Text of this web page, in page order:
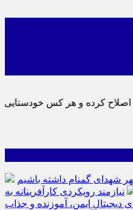
شهدای گمنام داشته باشیم
نیازمند رویکردی کارآفرینانه به
ایمن، آموزنده و جذاب